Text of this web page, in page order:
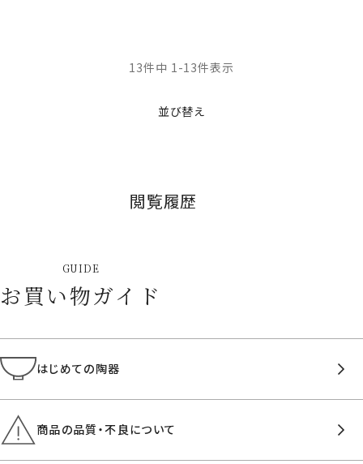
並び替え
13件中 1-13件表示
閲覧履歴
GUIDE
お買い物ガイド
はじめての陶器
商品の品質・不良について